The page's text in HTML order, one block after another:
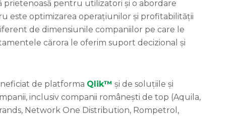
prietenoasă pentru utilizatori și o abordare
este optimizarea operațiunilor și profitabilității
de dimensiunile companiilor pe care le
cărora le oferim suport decizional și
de platforma Qlik™ și de soluțiile și
inclusiv companii românești de top (Aquila,
Network One Distribution, Rompetrol,